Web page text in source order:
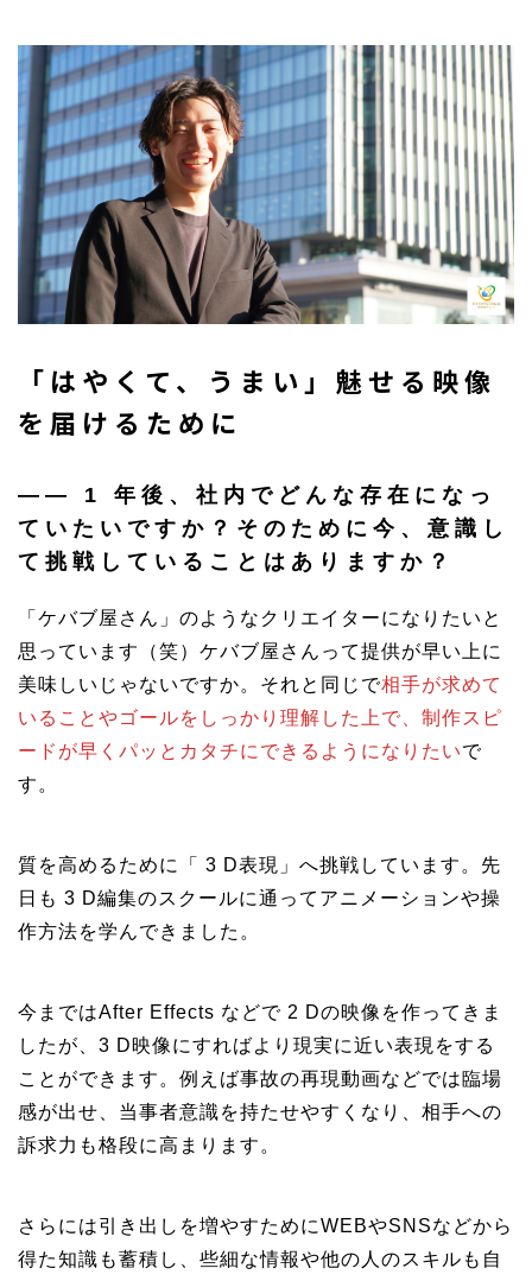
「はやくて、うまい」魅せる映像
を届けるために
―― 1 年後、社内でどんな存在になっ
ていたいですか？そのために今、意識し
て挑戦していることはありますか？
「ケバブ屋さん」のようなクリエイターになりたいと
思っています（笑）ケバブ屋さんって提供が早い上に
美味しいじゃないですか。それと同じで相手が求めて
いることやゴールをしっかり理解した上で、制作スピ
ードが早くパッとカタチにできるようになりたいで
す。
質を高めるために「 3 D表現」へ挑戦しています。先
日も 3 D編集のスクールに通ってアニメーションや操
作方法を学んできました。
今まではAfter Effects などで 2 Dの映像を作ってきま
したが、3 D映像にすればより現実に近い表現をする
ことができます。例えば事故の再現動画などでは臨場
感が出せ、当事者意識を持たせやすくなり、相手への
訴求力も格段に高まります。
さらには引き出しを増やすためにWEBやSNSなどから
得た知識も蓄積し、些細な情報や他の人のスキルも自